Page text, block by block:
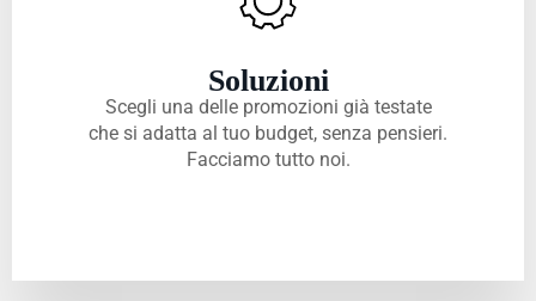
Soluzioni
Scegli una delle promozioni già testate
che si adatta al tuo budget, senza pensieri.
Facciamo tutto noi.